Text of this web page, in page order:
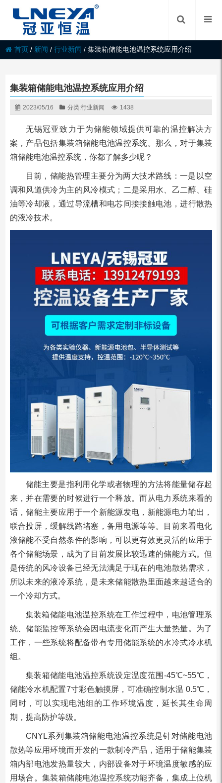
首页 / 新闻 /行业新闻 /集装箱储能电池温控系统应用介绍
集装箱储能电池温控系统应用介绍
2023/05/16 分类:行业新闻 1438
无锡冠亚致力于为储能领域提供可靠的温控解决方
案，产品包括集装箱储能电池温控系统。那么，对于集装
箱储能电池温控系统，你都了解多少呢？
目前，储能热管理主要分为两大技术路线：一是以空
调和风道供冷为主的风冷模式；二是采用水、乙二醇、硅
油等冷却液，通过导流槽和电芯间接接触电池，进行散热
的液冷技术。
储能主要是指利用化学或者物理的方法将能量储存起
来，并在需要的时候进行一个释放。而从电力系统来看的
话，储能主要应用于一个新能源发电，新能源电力输出，
联合投屏，缓解线路堵塞，备用电源等等。目前来看电化
液储能不受自然条件的影响，可以更有效更灵活的应用于
各个储能场景，成为了目前发展比较迅速的储能方式。但
是传统的风冷设备已经无法满足于现在的电池散热需求，
所以未来的液冷系统，是未来储能散热里面越来越适合的
一个冷却方式。
集装箱储能电池温控系统在工作过程中，电池管理系
统、储能监控等系统会因电流变化而产生大量热量。为了
工作，一些系统将配备带有专用储能系统的水冷式冷水机
组。
集装箱储能电池温控系统设定温度范围-45℃~55℃，
储能冷水机配置7寸彩色触摸屏，可准确控制水温 0.5℃，
同时，可以实现电池组的工作环境温度，延长其生命周
期，提高防护等级。
CNYL系列集装箱储能电池温控系统是针对储能电池
散热等应用环境而开发的一款制冷产品，适用于储能集装
箱内部电池发热量较大，内部设备对于环境温度敏感的应
用场合。集装箱储能电池温控系统功能齐备，集成上位机